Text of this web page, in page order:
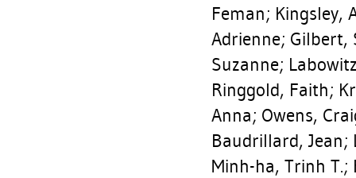
Feman; Kingsley,
Adrienne; Gilbert,
Suzanne;
Ringgold, Faith;
Anna; Owens,
Baudrillard, Jean;
Minh-ha, Trinh T.;